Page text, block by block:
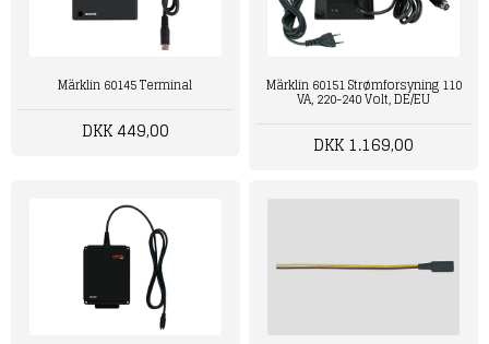
Märklin 60145 Terminal
DKK 449,00
Märklin 60151 Strømforsyning 110
VA, 220-240 Volt, DE/EU
DKK 1.169,00